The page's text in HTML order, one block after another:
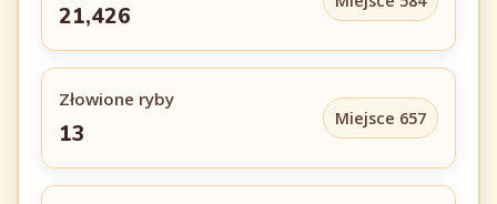
21,426
Złowione ryby
13
Miejsce 657